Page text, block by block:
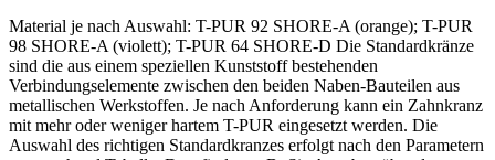
Material je nach Auswahl: T-PUR 92 SHORE-A (orange); T-PUR
98 SHORE-A (violett); T-PUR 64 SHORE-D Die Standardkränze
sind die aus einem speziellen Kunststoff bestehenden
Verbindungselemente zwischen den beiden Naben-Bauteilen aus
metallischen Werkstoffen. Je nach Anforderung kann ein Zahnkranz
mit mehr oder weniger hartem T-PUR eingesetzt werden. Die
Auswahl des richtigen Standardkranzes erfolgt nach den Parametern